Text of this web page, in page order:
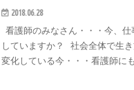
2018.06.28
看護師のみなさん・・・今、
していますか？ 社会全体で生
変化している今・・・看護師に